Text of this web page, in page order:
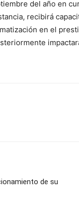
del año en
recibirá
en el
de su